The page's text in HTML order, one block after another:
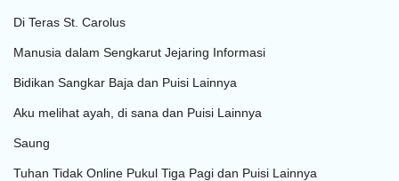
Di Teras St. Carolus
Manusia dalam Sengkarut Jejaring Informasi
Bidikan Sangkar Baja dan Puisi Lainnya
Aku melihat ayah, di sana dan Puisi Lainnya
Saung
Tuhan Tidak Online Pukul Tiga Pagi dan Puisi Lainnya